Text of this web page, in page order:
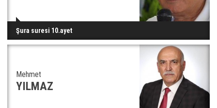
Şura suresi 10.ayet
Mehmet
YILMAZ